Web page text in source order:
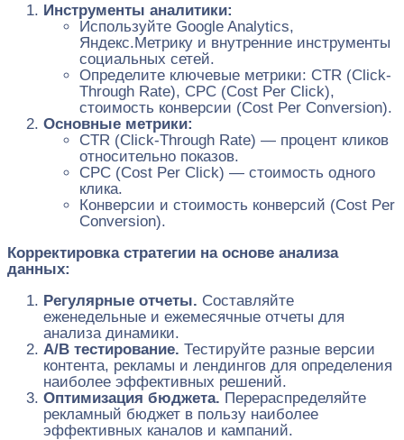
Инструменты аналитики:
Используйте Google Analytics,
Яндекс.Метрику и внутренние инструменты
социальных сетей.
Определите ключевые метрики: CTR (Click-
Through Rate), CPC (Cost Per Click),
стоимость конверсии (Cost Per Conversion).
Основные метрики:
CTR (Click-Through Rate) — процент кликов
относительно показов.
CPC (Cost Per Click) — стоимость одного
клика.
Конверсии и стоимость конверсий (Cost Per
Conversion).
Корректировка стратегии на основе анализа
данных:
Регулярные отчеты. Составляйте
еженедельные и ежемесячные отчеты для
анализа динамики.
A/B тестирование. Тестируйте разные версии
контента, рекламы и лендингов для определения
наиболее эффективных решений.
Оптимизация бюджета. Перераспределяйте
рекламный бюджет в пользу наиболее
эффективных каналов и кампаний.